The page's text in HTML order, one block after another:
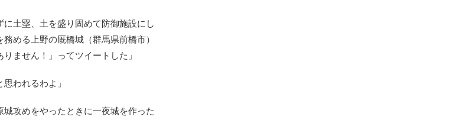
に土塁、土を盛り固めて防御施設にし
める上野の厩橋城（群馬県前橋市）
ません！」ってツイートした」
われるわよ」
城攻めをやったときに一夜城を作った